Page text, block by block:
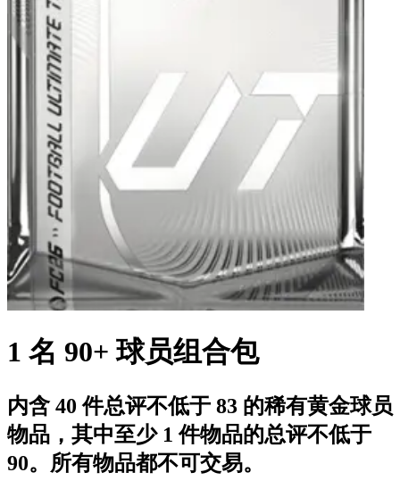
1 名 90+ 球员组合包
内含 40 件总评不低于 83 的稀有黄金球员
物品，其中至少 1 件物品的总评不低于
90。所有物品都不可交易。